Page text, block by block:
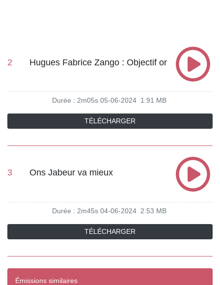
2 Hugues Fabrice Zango : Objectif or
Durée : 2m05s 05-06-2024 1.91 MB
TÉLÉCHARGER
3 Ons Jabeur va mieux
Durée : 2m45s 04-06-2024 2.53 MB
TÉLÉCHARGER
Émissions similaires